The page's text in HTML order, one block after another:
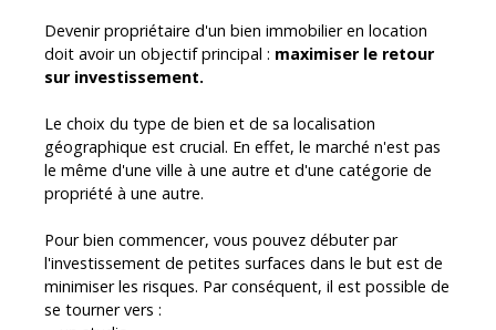
Devenir propriétaire d'un bien immobilier en location
doit avoir un objectif principal : maximiser le retour
sur investissement.
Le choix du type de bien et de sa localisation
géographique est crucial. En effet, le marché n'est pas
le même d'une ville à une autre et d'une catégorie de
propriété à une autre.
Pour bien commencer, vous pouvez débuter par
l'investissement de petites surfaces dans le but est de
minimiser les risques. Par conséquent, il est possible de
se tourner vers :